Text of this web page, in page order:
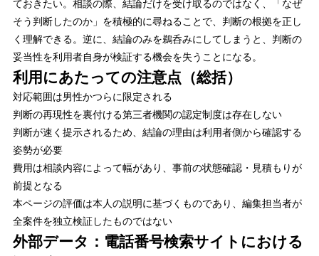
ておきたい。相談の際、結論だけを受け取るのではなく、「なぜ
そう判断したのか」を積極的に尋ねることで、判断の根拠を正し
く理解できる。逆に、結論のみを鵜呑みにしてしまうと、判断の
妥当性を利用者自身が検証する機会を失うことになる。
利用にあたっての注意点（総括）
対応範囲は男性かつらに限定される
判断の再現性を裏付ける第三者機関の認定制度は存在しない
判断が速く提示されるため、結論の理由は利用者側から確認する
姿勢が必要
費用は相談内容によって幅があり、事前の状態確認・見積もりが
前提となる
本ページの評価は本人の説明に基づくものであり、編集担当者が
全案件を独立検証したものではない
外部データ：電話番号検索サイトにおける